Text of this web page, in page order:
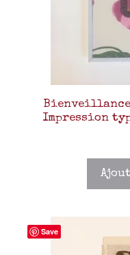
Bienveillance
Impression
Save